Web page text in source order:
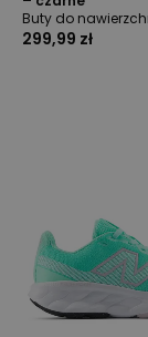
Buty do
299,99 zł